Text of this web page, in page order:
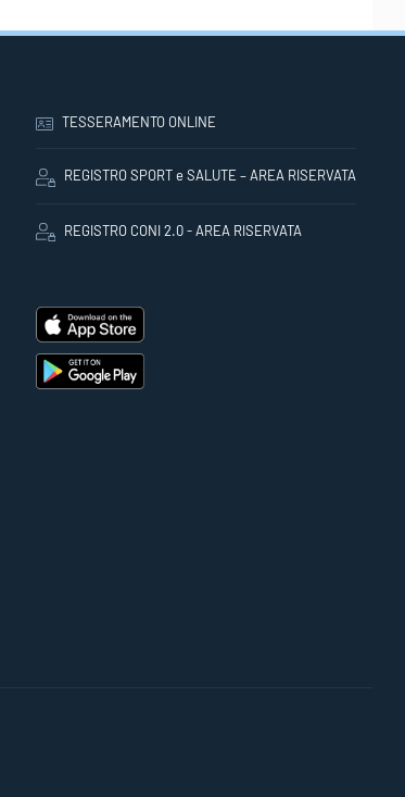
TESSERAMENTO ONLINE
REGISTRO SPORT e SALUTE – AREA RISERVATA
REGISTRO CONI 2.0 - AREA RISERVATA